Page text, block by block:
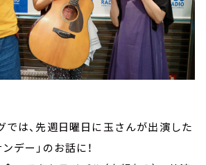
では、先週日曜日に玉さんが出演した
デー」のお話に！